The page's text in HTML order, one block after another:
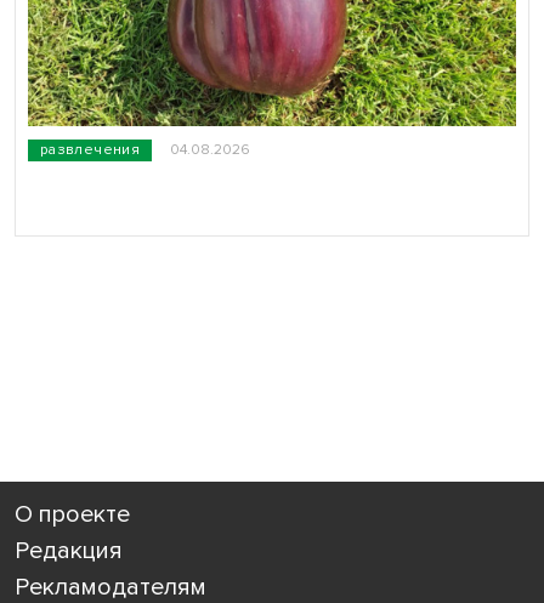
развлечения 04.08.2026
О проекте
Редакция
Рекламодателям